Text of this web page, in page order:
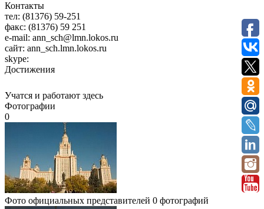
Контакты
тел: (81376) 59-251
факс: (81376) 59 251
e-mail: ann_sch@lmn.lokos.ru
сайт: ann_sch.lmn.lokos.ru
skype:
Достижения
Учатся и работают здесь
Фотографии
0
Фото официальных представителей 0 фотографий